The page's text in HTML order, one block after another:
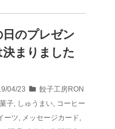
日のプレゼン
決まりました
04/23
餃子工房RON
子, しゅうまい, コーヒー
ーツ, メッセージカード,